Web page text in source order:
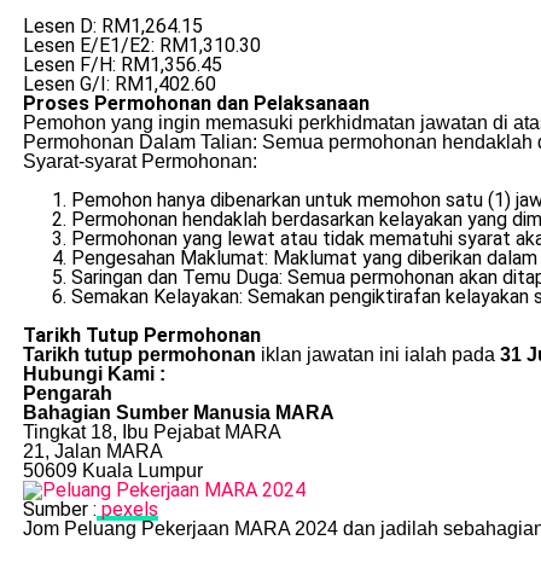
Lesen D: RM1,264.15
Lesen E/E1/E2: RM1,310.30
Lesen F/H: RM1,356.45
Lesen G/I: RM1,402.60
Proses Permohonan dan Pelaksanaan
Pemohon yang ingin memasuki perkhidmatan jawatan di
Permohonan Dalam Talian: Semua permohonan
Syarat-syarat Permohonan:
Pemohon hanya dibenarkan untuk memohon satu (1)
Permohonan hendaklah berdasarkan kelayakan yang
Permohonan yang lewat atau tidak mematuhi syarat
Pengesahan Maklumat: Maklumat yang diberikan
Saringan dan Temu Duga: Semua permohonan akan
Semakan Kelayakan: Semakan pengiktirafan
Tarikh Tutup Permohonan
Tarikh tutup permohonan iklan jawatan ini ialah pada 31
Hubungi Kami :
Pengarah
Bahagian Sumber Manusia MARA
Tingkat 18, Ibu Pejabat MARA
21, Jalan MARA
50609 Kuala Lumpur
Sumber : pexels
Jom Peluang Pekerjaan MARA 2024 dan jadilah